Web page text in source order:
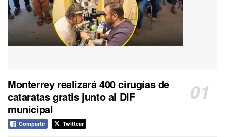
Monterrey realizará 400 cirugías de
cataratas gratis junto al DIF
municipal
Compartir Twittear